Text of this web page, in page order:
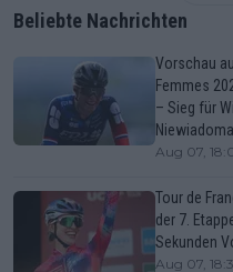
Beliebte Nachrichten
Vorschau
Femmes
– Sieg für
Aug 07,
Tour de
der 7.
Sekunden
Aug 07,